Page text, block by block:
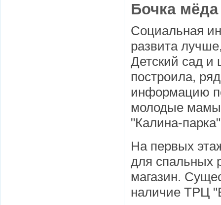
Бочка мёда
Социальная
развита
Детский сад и
построила,
информацию
молодые
"Калина-
На первых
для спальных
магазин.
наличие ТРЦ